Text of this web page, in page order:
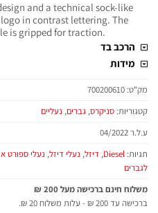
and a technical sock-like
in contrast lettering. The
is gripped for traction.
הרכב בד
מידות
מק"ט: 700200610
קטגוריות: סניקרס, גברים, נעליים
ע.ל.ר 04/2022
תגיות: Diesel
, דיזל, נעלי דיזל, נעלי ספורט
לגברים
משלוח חינם ברכישה מעל 200 ₪
ברכישה עד 200 ₪ - עלות משלוח 20 ₪.